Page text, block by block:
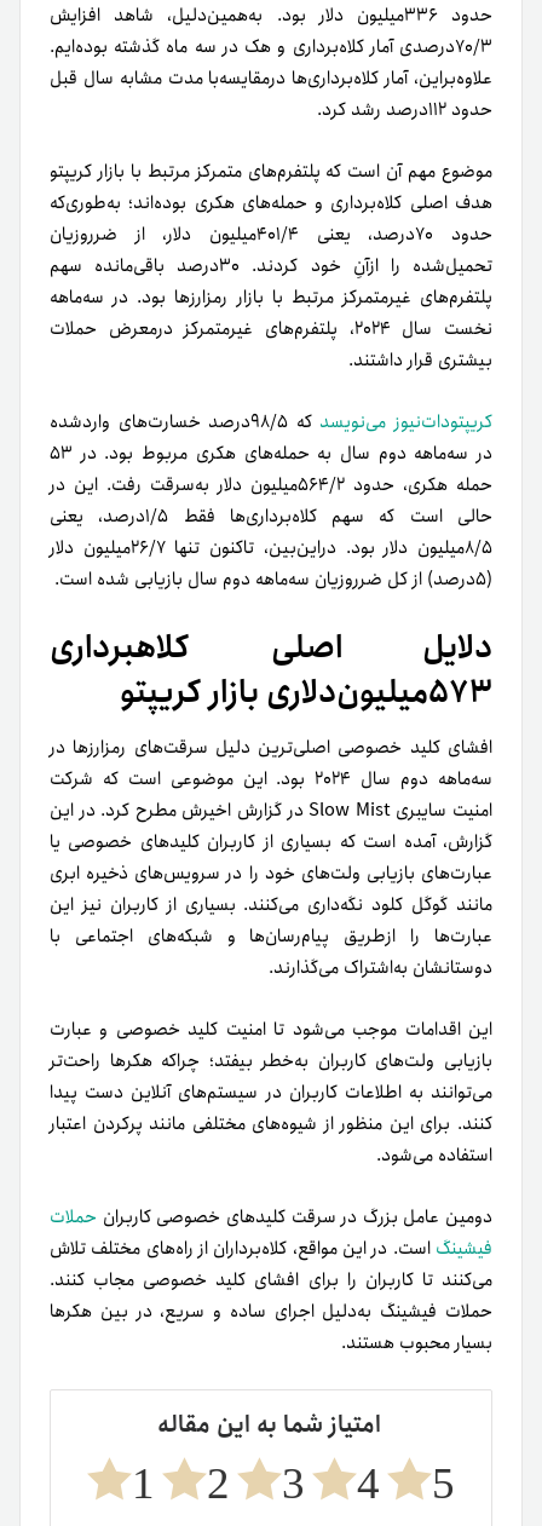
حدود ۳۳۶میلیون دلار بود. به‌همین‌دلیل، شاهد افزایش
۷۰/۳درصدی آمار کلاه‌برداری و هک در سه ماه گذشته بوده‌ایم.
علاوه‌براین، آمار کلاه‌برداری‌ها درمقایسه‌با مدت مشابه سال قبل
حدود ۱۱۲درصد رشد کرد.
موضوع مهم آن است که پلتفرم‌های متمرکز مرتبط با بازار کریپتو
هدف اصلی کلاه‌برداری و حمله‌های هکری بوده‌اند؛ به‌طوری‌‌که
حدود ۷۰درصد، یعنی ۴۰۱/۴میلیون دلار، از ضرر‌و‌زیان‌
تحمیل‌شده را ازآنِ خود کردند. ۳۰درصد باقی‌مانده سهم
پلتفرم‌های غیرمتمرکز مرتبط با بازار رمز‌ارزها بود. در سه‌ماهه
نخست سال ۲۰۲۴، پلتفرم‌های غیرمتمرکز در‌معرض حملات
بیشتری قرار داشتند.
کریپتو‌دات‌نیوز می‌نویسد
که ۹۸/۵درصد خسارت‌های وارد‌شده
در سه‌ماهه دوم سال به حمله‌های هکری مربوط بود. در ۵۳
حمله هکری، حدود ۵۶۴/۲میلیون دلار به‌سرقت رفت. این در
حالی است که سهم کلاه‌برداری‌ها فقط ۱/۵درصد، یعنی
۸/۵میلیون دلار بود. در‌این‌بین، تاکنون تنها ۲۶/۷میلیون دلار
(۵درصد) از کل ضرر‌و‌زیان سه‌ماهه دوم سال بازیابی شده است.
دلایل اصلی کلاهبرداری
۵۷۳میلیون‌دلاری بازار کریپتو
افشای کلید خصوصی اصلی‌ترین دلیل سرقت‌های رمزارزها در
سه‌ماهه دوم سال ۲۰۲۴ بود. این موضوعی است که شرکت
امنیت سایبری Slow Mist در گزارش اخیرش مطرح کرد. در این
گزارش، آمده است که بسیاری از کاربران کلیدهای خصوصی یا
عبارت‌های بازیابی ولت‌های خود را در سرویس‌های ذخیره ابری
مانند گوگل کلود نگه‌داری می‌کنند. بسیاری از کاربران نیز این
عبارت‌ها را از‌طریق پیام‌رسان‌ها و شبکه‌های اجتماعی با
دوستانشان به‌اشتراک می‌گذارند.
این اقدامات موجب می‌شود تا امنیت کلید خصوصی و عبارت
بازیابی ولت‌های کاربران به‌خطر بیفتد؛ چراکه هکرها راحت‌تر
می‌توانند به اطلاعات کاربران در سیستم‌های آنلاین دست پیدا
کنند. برای این منظور از شیوه‌های مختلفی مانند پر‌کردن اعتبار
استفاده می‌شود.
دومین عامل بزرگ در سرقت کلیدهای خصوصی کاربران حملات
فیشینگ است. در این مواقع، کلاه‌برداران از راه‌های مختلف تلاش
می‌کنند تا کاربران را برای افشای کلید خصوصی مجاب کنند.
حملات فیشینگ به‌دلیل اجرای ساده و سریع، در بین هکرها
بسیار محبوب هستند.
امتیاز شما به این مقاله
5
4
3
2
1